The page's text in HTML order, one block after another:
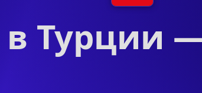
в Турции